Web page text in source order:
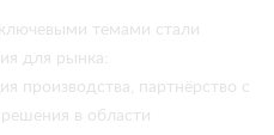
темами стали
для рынка:
производства, партнёрство с
в области